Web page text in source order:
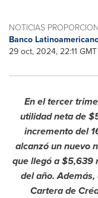
NOTICIAS
Banco
29 oct, 2024, 22:11 GMT
En el tercer
utilidad neta de
incremento del
alcanzó un nuevo
que llegó a$5,639
del año.
Cartera de